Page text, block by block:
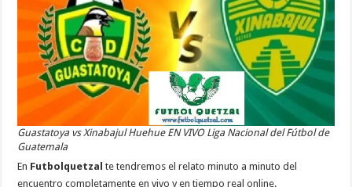
Guastatoya vs Xinabajul Huehue EN VIVO Liga Nacional del Fútbol de
Guatemala
En Futbolquetzalte tendremos el relato minuto a minuto del
encuentro completamente en vivo y en tiempo real online.